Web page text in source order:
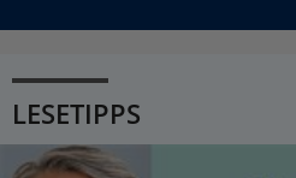
LESETIPPS